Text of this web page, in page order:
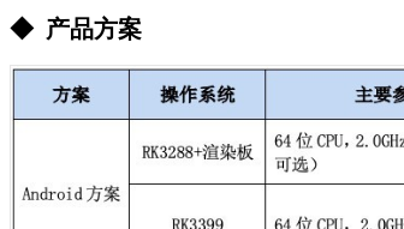
◆ 产品方案